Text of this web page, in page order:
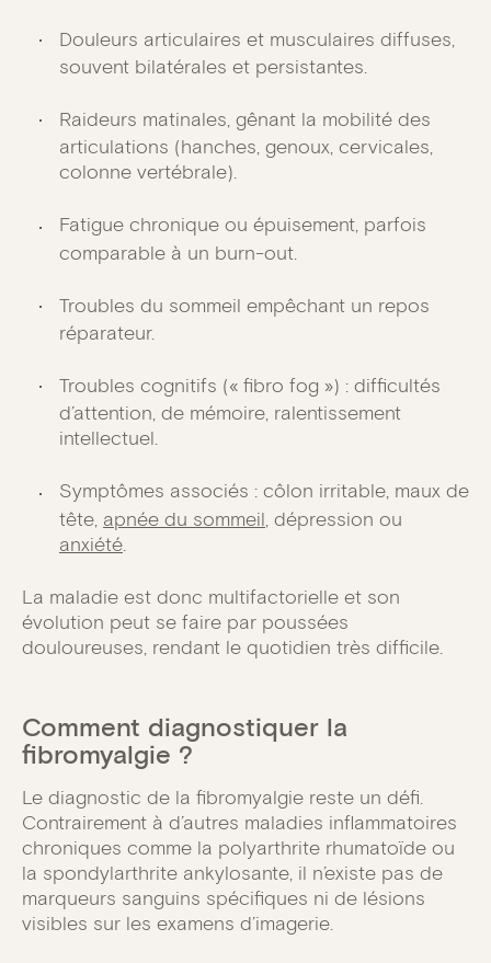
Douleurs articulaires et musculaires diffuses,
souvent bilatérales et persistantes.
Raideurs matinales, gênant la mobilité des
articulations (hanches, genoux, cervicales,
colonne vertébrale).
Fatigue chronique ou épuisement, parfois
comparable à un burn-out.
Troubles du sommeil empêchant un repos
réparateur.
Troubles cognitifs (« fibro fog ») : difficultés
d’attention, de mémoire, ralentissement
intellectuel.
Symptômes associés : côlon irritable, maux de
tête, apnée du sommeil, dépression ou
anxiété.
La maladie est donc multifactorielle et son
évolution peut se faire par poussées
douloureuses, rendant le quotidien très difficile.
Comment diagnostiquer la
fibromyalgie ?
Le diagnostic de la fibromyalgie reste un défi.
Contrairement à d’autres maladies inflammatoires
chroniques comme la polyarthrite rhumatoïde ou
la spondylarthrite ankylosante, il n’existe pas de
marqueurs sanguins spécifiques ni de lésions
visibles sur les examens d’imagerie.